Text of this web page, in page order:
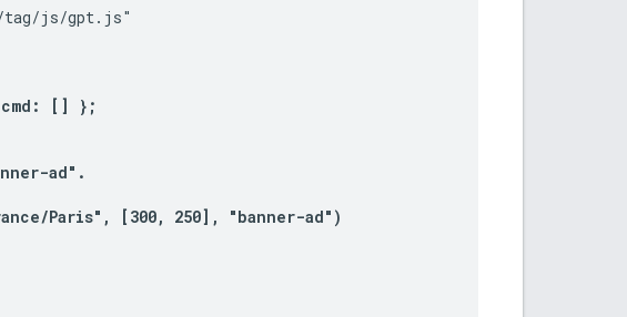
js/gpt.js"
[] };
ad".
Paris", [300, 250], "banner-ad")